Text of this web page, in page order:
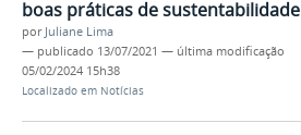
boas práticas de sustentabilidade
por Juliane Lima
— publicado 13/07/2021 — última modificação
05/02/2024 15h38
Localizado em Notícias